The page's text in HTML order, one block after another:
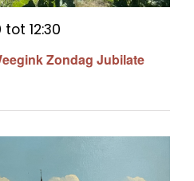
Zondag Jubilate
tot 12:30